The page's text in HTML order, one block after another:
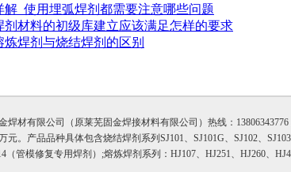
解_使用埋弧焊剂都需要注意哪些问题
剂材料的初级库建立应该满足怎样的要求
炼焊剂与烧结焊剂的区别
焊材有限公司（原莱芜固金焊接材料有限公司）热线：
元。产品品种具体包含烧结焊剂系列SJ101、SJ101G、SJ102、
（管模修复专用焊剂）;熔炼焊剂系列：HJ107、HJ251、HJ260、